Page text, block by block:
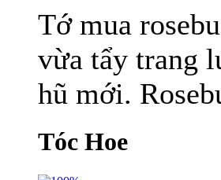
Tớ mua
vừa tẩy trang
hũ mới.
Tóc Hoe